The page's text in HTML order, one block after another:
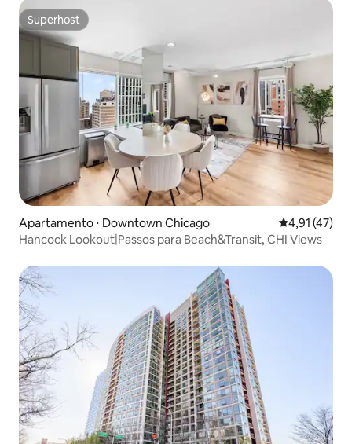
Superhost
Superhost
Apartamento ⋅ Downtown Chicago 4,91 de uma
4,91 (47)
Hancock Lookout|Passos para Beach&Transit, CHI Views